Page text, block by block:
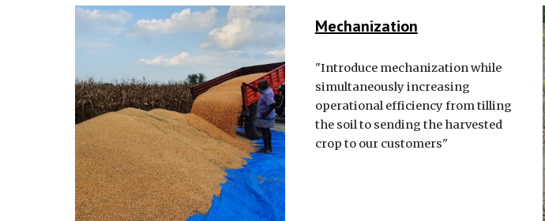
Mechanization
"Introduce mechanization while
simultaneously increasing
operational efficiency from tilling
the soil to sending the harvested
crop to our customers"